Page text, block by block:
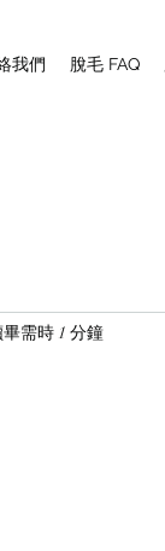
我們 脫毛 FAQ
需時 1 分鐘